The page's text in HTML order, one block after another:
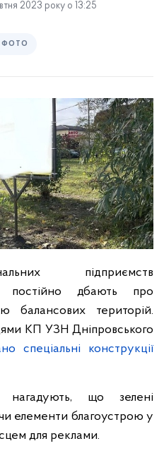
2023 року о 13:25
ФОТО
підприємств
постійно дбають про
балансових територій.
КП УЗН Дніпровського
спеціальні конструкції
нагадують, що зелені
елементи благоустрою у
для реклами.